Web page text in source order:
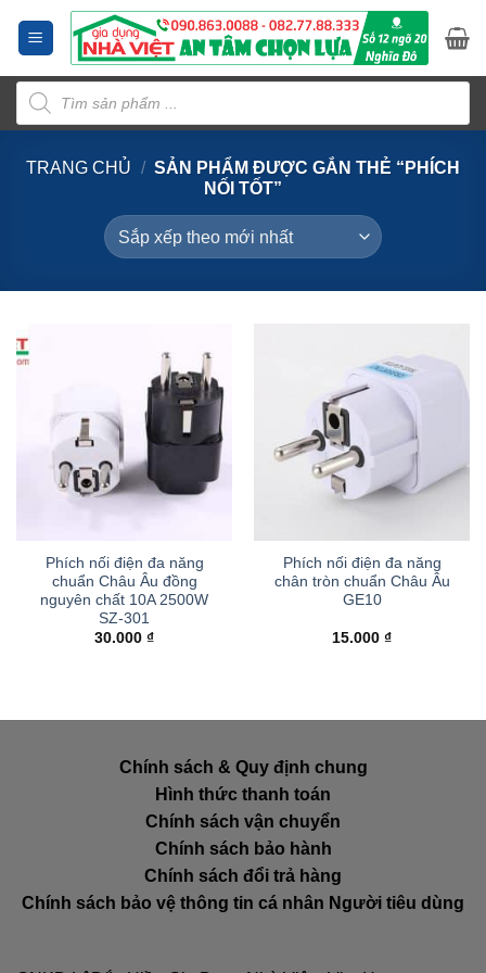
dung
Tìm
kiếm
sản
phẩm
TRANG CHỦ / SẢN PHẨM ĐƯỢC GẮN THẺ “PHÍCH
NỐI TỐT”
Phích nối điện đa năng
chuẩn Châu Âu đồng
nguyên chất 10A 2500W
SZ-301
30.000 ₫
Phích nối điện đa năng
chân tròn chuẩn Châu Âu
GE10
15.000 ₫
Chính sách & Quy định chung
Hình thức thanh toán
Chính sách vận chuyển
Chính sách bảo hành
Chính sách đổi trả hàng
Chính sách bảo vệ thông tin cá nhân Người tiêu dùng